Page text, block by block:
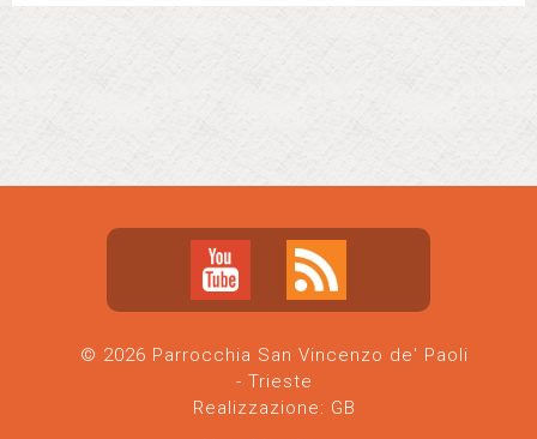
© 2026 Parrocchia San Vincenzo de' Paoli
- Trieste
Realizzazione: GB